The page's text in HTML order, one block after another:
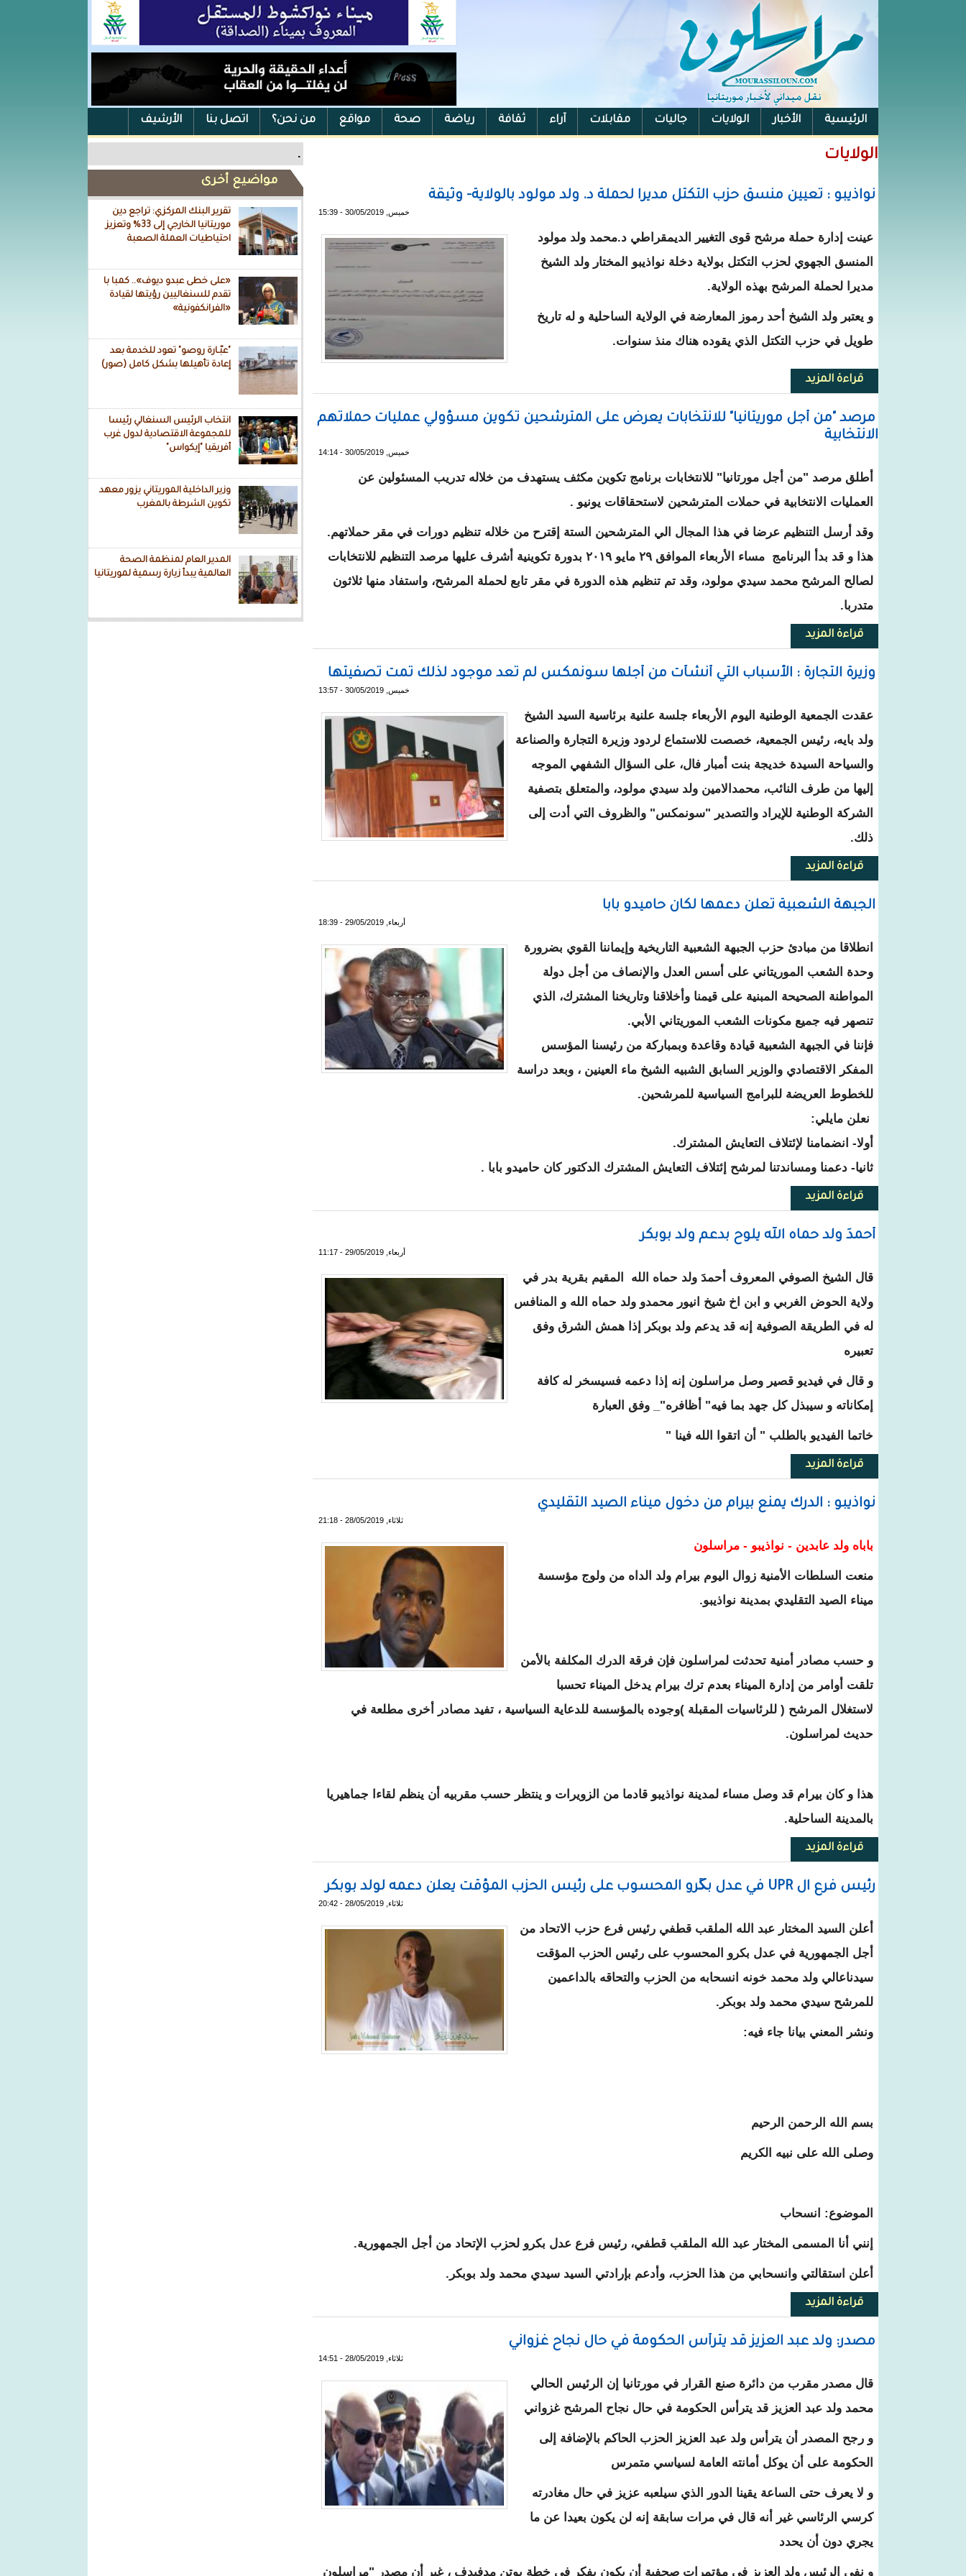
الرئيسية الأخبار الولايات جاليات مقابلات آراء ثقافة رياضة صحة مواقع من نحن؟ اتصل بنا الأرشيف
الفيس بوك .
مواضيع أخرى
تقرير البنك المركزي: تراجع دين
موريتانيا الخارجي إلى 33% وتعزيز
احتياطيات العملة الصعبة
«على خطى عبدو ديوف».. كمبا با
تقدم للسنغاليين رؤيتها لقيادة
«الفرانكفونية»
"عبّـارة روصو" تعود للخدمة بعد
إعادة تأهيلها بشكل كامل (صور)
انتخاب الرئيس السنغالي رئيسا
للمجموعة الاقتصادية لدول غرب
أفريقيا "إيكواس"
وزير الداخلية الموريتاني يزور معهد
تكوين الشرطة بالمغرب
المدير العام لمنظمة الصحة
العالمية يبدأ زيارة رسمية لموريتانيا
الولايات
نواذيبو : تعيين منسق حزب التكتل مديرا لحملة د. ولد مولود بالولاية- وثيقة
خميس, 30/05/2019 - 15:39
عينت إدارة حملة مرشح قوى التغيير الديمقراطي د.محمد ولد مولود
المنسق الجهوي لحزب التكتل بولاية دخلة نواذيبو المختار ولد الشيخ
مديرا لحملة المرشح بهذه الولاية.
و يعتبر ولد الشيخ أحد رموز المعارضة في الولاية الساحلية و له تاريخ
طويل في حزب التكتل الذي يقوده هناك منذ سنوات.
قراءة المزيدحول نواذيبو : تعيين منسق حزب التكتل مديرا لحملة د. ولد مولود بالولاية- وثيقة
مرصد "من أجل موريتانيا" للانتخابات يعرض على المترشحين تكوين مسؤولي عمليات حملاتهم
الانتخابية
خميس, 30/05/2019 - 14:14
أطلق مرصد "من أجل مورتانيا" للانتخابات برنامج تكوين مكثف يستهدف من خلاله تدريب المسئولين عن
العمليات الانتخابية في حملات المترشحين لاستحقاقات يونيو .
وقد أرسل التنظيم عرضا في هذا المجال الي المترشحين الستة إقترح من خلاله تنظيم دورات في مقر حملاتهم.
هذا و قد بدأ البرنامج مساء الأربعاء الموافق ٢٩ مايو ٢٠١٩ بدورة تكوينية أشرف عليها مرصد التنظيم للانتخابات
لصالح المرشح محمد سيدي مولود، وقد تم تنظيم هذه الدورة في مقر تابع لحملة المرشح، واستفاد منها ثلاثون
متدربا.
قراءة المزيدحول مرصد "من أجل موريتانيا" للانتخابات يعرض على المترشحين تكوين مسؤولي عمليات حملاتهم الانتخابية
وزيرة التجارة : الأسباب التي أنشأت من أجلها سونمكس لم تعد موجود لذلك تمت تصفيتها
خميس, 30/05/2019 - 13:57
عقدت الجمعية الوطنية اليوم الأربعاء جلسة علنية برئاسية السيد الشيخ
ولد بايه، رئيس الجمعية، خصصت للاستماع لردود وزيرة التجارة والصناعة
والسياحة السيدة خديجة بنت أمبار فال، على السؤال الشفهي الموجه
إليها من طرف النائب، محمدالامين ولد سيدي مولود، والمتعلق بتصفية
الشركة الوطنية للإيراد والتصدير "سونمكس" والظروف التي أدت إلى
ذلك.
قراءة المزيدحول وزيرة التجارة : الأسباب التي أنشأت من أجلها سونمكس لم تعد موجود لذلك تمت تصفيتها
الجبهة الشعبية تعلن دعمها لكان حاميدو بابا
أربعاء, 29/05/2019 - 18:39
انطلاقا من مبادئ حزب الجبهة الشعبية التاريخية وإيماننا القوي بضرورة
وحدة الشعب الموريتاني على أسس العدل والإنصاف من أجل دولة
المواطنة الصحيحة المبنية على قيمنا وأخلاقنا وتاريخنا المشترك، الذي
تنصهر فيه جميع مكونات الشعب الموريتاني الأبي.
فإننا في الجبهة الشعبية قيادة وقاعدة وبمباركة من رئيسنا المؤسس
المفكر الاقتصادي والوزير السابق الشبيه الشيخ ماء العينين ، وبعد دراسة
للخطوط العريضة للبرامج السياسية للمرشحين.
نعلن مايلي:
أولا- انضمامنا لإئتلاف التعايش المشترك.
ثانيا- دعمنا ومساندتنا لمرشح إئتلاف التعايش المشترك الدكتور كان حاميدو بابا .
قراءة المزيدحول الجبهة الشعبية تعلن دعمها لكان حاميدو بابا
أحمدَ ولد حماه الله يلوح بدعم ولد بوبكر
أربعاء, 29/05/2019 - 11:17
قال الشيخ الصوفي المعروف أحمدَ ولد حماه الله المقيم بقرية بدر في
ولاية الحوض الغربي و ابن اخ شيخ انيور محمدو ولد حماه الله و المنافس
له في الطريقة الصوفية إنه قد يدعم ولد بوبكر إذا همش الشرق وفق
تعبيره
و قال في فيديو قصير وصل مراسلون إنه إذا دعمه فسيسخر له كافة
إمكاناته و سيبذل كل جهد بما فيه" أظافره"_ وفق العبارة
خاتما الفيديو بالطلب " أن اتقوا الله فينا "
قراءة المزيدحول أحمدَ ولد حماه الله يلوح بدعم ولد بوبكر
نواذيبو : الدرك يمنع بيرام من دخول ميناء الصيد التقليدي
ثلاثاء, 28/05/2019 - 21:18
باباه ولد عابدين - نواذيبو - مراسلون
منعت السلطات الأمنية زوال اليوم بيرام ولد الداه من ولوج مؤسسة
ميناء الصيد التقليدي بمدينة نواذيبو.
و حسب مصادر أمنية تحدثت لمراسلون فإن فرقة الدرك المكلفة بالأمن
تلقت أوامر من إدارة الميناء بعدم ترك بيرام يدخل الميناء تحسبا
لاستغلال المرشح ( للرئاسيات المقبلة )وجوده بالمؤسسة للدعاية السياسية ، تفيد مصادر أخرى مطلعة في
حديث لمراسلون.
هذا و كان بيرام قد وصل مساء لمدينة نواذيبو قادما من الزويرات و ينتظر حسب مقربيه أن ينظم لقاءا جماهيريا
بالمدينة الساحلية.
قراءة المزيدحول نواذيبو : الدرك يمنع بيرام من دخول ميناء الصيد التقليدي
رئيس فرع ال UPR في عدل بگرو المحسوب على رئيس الحزب المؤقت يعلن دعمه لولد بوبكر
ثلاثاء, 28/05/2019 - 20:42
أعلن السيد المختار عبد الله الملقب قطفي رئيس فرع حزب الاتحاد من
أجل الجمهورية في عدل بكرو المحسوب على رئيس الحزب المؤقت
سيدناعالي ولد محمد خونه انسحابه من الحزب والتحاقه بالداعمين
للمرشح سيدي محمد ولد بوبكر.
ونشر المعني بيانا جاء فيه:
بسم الله الرحمن الرحيم
وصلى الله على نبيه الكريم
الموضوع: انسحاب
إنني أنا المسمى المختار عبد الله الملقب قطفي، رئيس فرع عدل بكرو لحزب الإتحاد من أجل الجمهورية.
أعلن استقالتي وانسحابي من هذا الحزب، وأدعم بإرادتي السيد سيدي محمد ولد بوبكر.
قراءة المزيدحول رئيس فرع ال UPR في عدل بگرو المحسوب على رئيس الحزب المؤقت يعلن دعمه لولد بوبكر
مصدر: ولد عبد العزيز قد يترأس الحكومة في حال نجاح غزواني
ثلاثاء, 28/05/2019 - 14:51
قال مصدر مقرب من دائرة صنع القرار في مورتانيا إن الرئيس الحالي
محمد ولد عبد العزيز قد يترأس الحكومة في حال نجاح المرشح غزواني
و رجح المصدر أن يترأس ولد عبد العزيز الحزب الحاكم بالإضافة إلى
الحكومة على أن يوكل أمانته العامة لسياسي متمرس
و لا يعرف حتى الساعة يقينا الدور الذي سيلعبه عزيز في حال مغادرته
كرسي الرئاسي غير أنه قال في مرات سابقة إنه لن يكون بعيدا عن ما
يجري دون أن يحدد
و نفى الرئيس ولد العزيز في مؤتمرات صحفية أن يكون يفكر في خطة بوتن مدفيدف ، غير أن مصدر "مراسلون